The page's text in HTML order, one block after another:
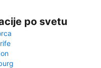
po svetu